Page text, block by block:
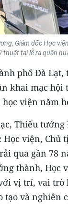
TIN
SÂU
- MỖI XÃ
Giám đốc Học
thuật tại lễ ra quân
phố Đà Lạt,
khai mạc hội
viện năm
Thiếu
Học viện, Chủ
qua gần 78
thành, Học
vị trí, vai trò
tạo và nghiên